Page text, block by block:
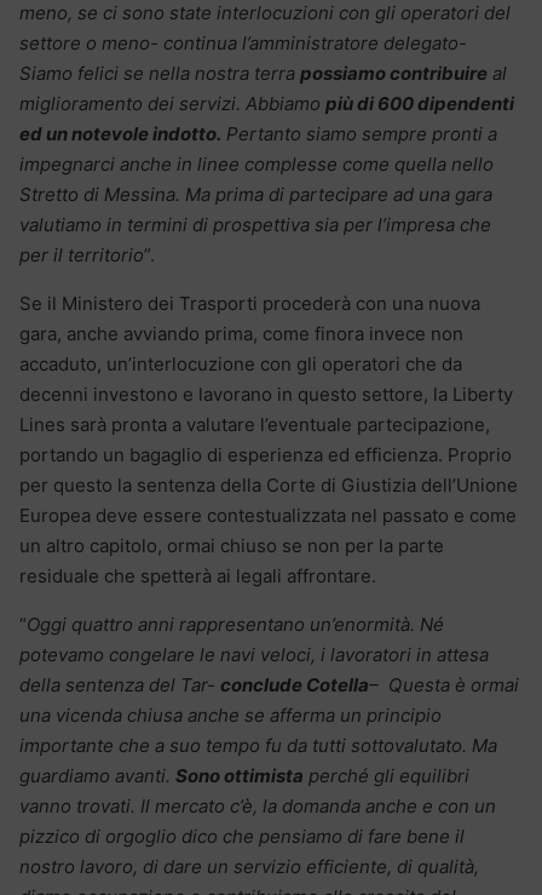
meno, se ci sono state interlocuzioni con gli operatori del
settore o meno- continua l’amministratore delegato-
Siamo felici se nella nostra terra possiamo contribuire al
miglioramento dei servizi. Abbiamo più di 600 dipendenti
ed un notevole indotto. Pertanto siamo sempre pronti a
impegnarci anche in linee complesse come quella nello
Stretto di Messina. Ma prima di partecipare ad una gara
valutiamo in termini di prospettiva sia per l’impresa che
per il territorio”.
Se il Ministero dei Trasporti procederà con una nuova
gara, anche avviando prima, come finora invece non
accaduto, un’interlocuzione con gli operatori che da
decenni investono e lavorano in questo settore, la Liberty
Lines sarà pronta a valutare l’eventuale partecipazione,
portando un bagaglio di esperienza ed efficienza. Proprio
per questo la sentenza della Corte di Giustizia dell’Unione
Europea deve essere contestualizzata nel passato e come
un altro capitolo, ormai chiuso se non per la parte
residuale che spetterà ai legali affrontare.
“Oggi quattro anni rappresentano un’enormità. Né
potevamo congelare le navi veloci, i lavoratori in attesa
della sentenza del Tar- conclude Cotella– Questa è ormai
una vicenda chiusa anche se afferma un principio
importante che a suo tempo fu da tutti sottovalutato. Ma
guardiamo avanti. Sono ottimista perché gli equilibri
vanno trovati. Il mercato c’è, la domanda anche e con un
pizzico di orgoglio dico che pensiamo di fare bene il
nostro lavoro, di dare un servizio efficiente, di qualità,